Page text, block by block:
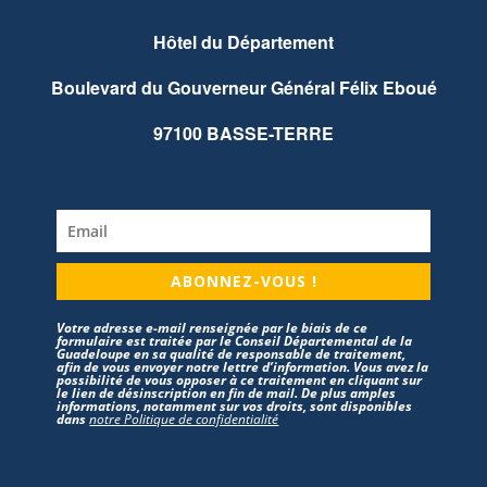
Hôtel du Département
Boulevard du Gouverneur Général Félix Eboué
97100 BASSE-TERRE
ABONNEZ-VOUS !
Votre adresse e-mail renseignée par le biais de ce
formulaire est traitée par le Conseil Départemental de la
Guadeloupe en sa qualité de responsable de traitement,
afin de vous envoyer notre lettre d’information. Vous avez la
possibilité de vous opposer à ce traitement en cliquant sur
le lien de désinscription en fin de mail. De plus amples
informations, notamment sur vos droits, sont disponibles
dansnotre Politique de confidentialité